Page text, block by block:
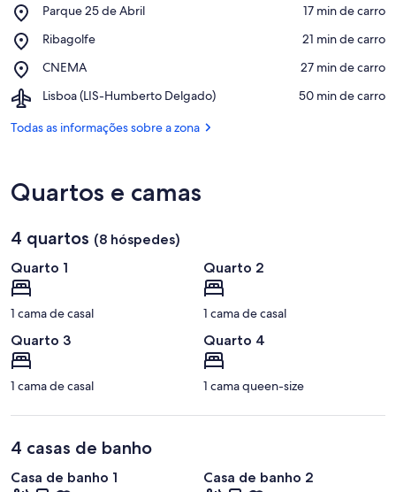
Parque 25 de Abril
Place,
25
Abril
‪17 min de carro‬
Ribagolfe
Place,
‪21 min de carro‬
CNEMA
Place,
‪27 min de carro‬
Lisboa (LIS-Humberto Delgado)
Airport,
(LIS-
‪50 min de carro‬
Todas as informações sobre a zona
Quartos e camas
4 quartos (8 hóspedes)
Quarto 1
1 cama de casal
Quarto 2
1 cama de casal
Quarto 3
1 cama de casal
Quarto 4
1 cama queen-size
4 casas de banho
Casa de banho 1 Casa de banho 2